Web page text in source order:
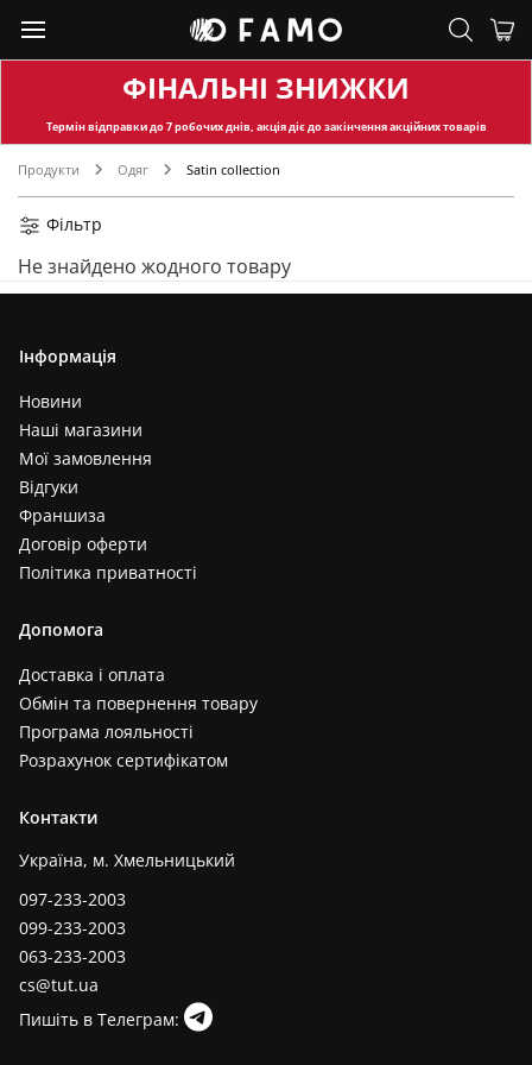
ФІНАЛЬНІ ЗНИЖКИ
Термін відправкидо 7 робочих днів, акція діє до закінчення акційних товарів
Продукти Одяг Satin collection
Фільтр
Не знайдено жодного товару
Інформація
Новини
Наші магазини
Мої замовлення
Відгуки
Франшиза
Договір оферти
Політика приватності
Допомога
Доставка і оплата
Обмін та повернення товару
Програма лояльності
Розрахунок сертифікатом
Контакти
Україна, м. Хмельницький
097-233-2003
099-233-2003
063-233-2003
cs@tut.ua
Пишіть в Телеграм: